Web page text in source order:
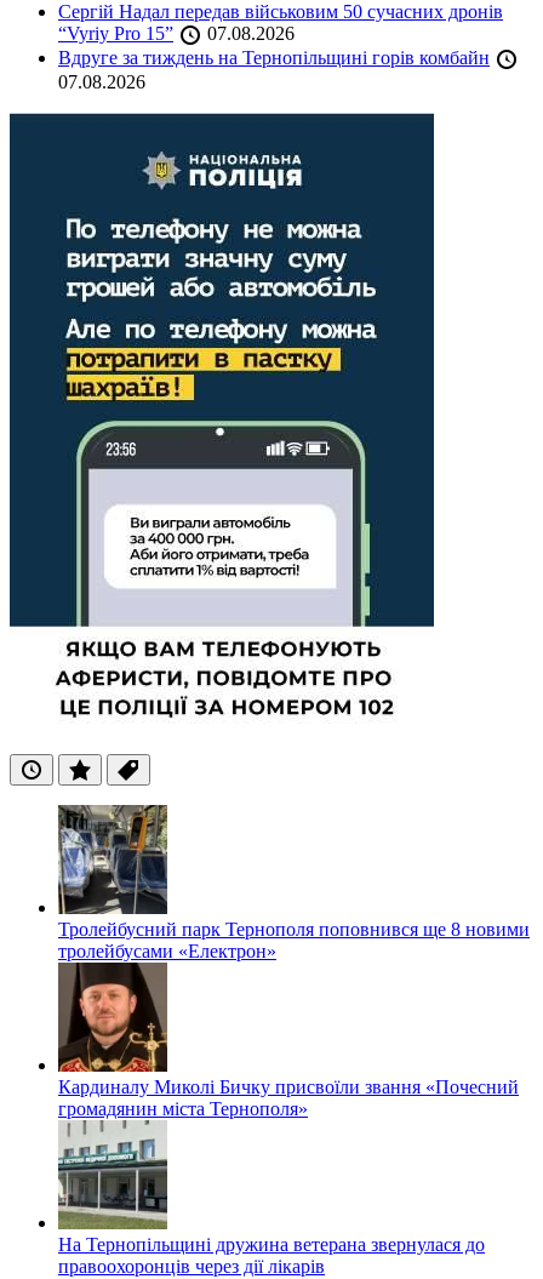
Сергій Надал передав військовим 50 сучасних дронів
“Vyriy Pro 15”
07.08.2026
Вдруге за тиждень на Тернопільщині горів комбайн
07.08.2026
ОстанніПопулярні
Теги
Тролейбусний парк Тернополя поповнився ще 8 новими
тролейбусами «Електрон»
Кардиналу Миколі Бичку присвоїли звання «Почесний
громадянин міста Тернополя»
На Тернопільщині дружина ветерана звернулася до
правоохоронців через дії лікарів